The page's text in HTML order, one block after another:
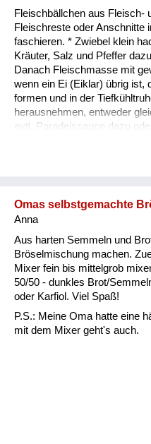
Fleischbällchen aus Fleisch-
Fleischreste oder Anschnitte
faschieren. * Zwiebel klein
Kräuter, Salz und Pfeffer
Danach Fleischmasse mit
wenn ein Ei (Eiklar) übrig ist,
formen und in der
herausnehmen, entweder
evtl. Paradeissauce dazu
Fleisch- oder Wurstknödel
Omas selbstgemachte
Anna
Aus harten Semmeln und
Bröselmischung machen.
Mixer fein bis mittelgrob
50/50 - dunkles Brot/
oder Karfiol. Viel Spaß!
P.S.: Meine Oma hatte eine
mit dem Mixer geht's auch.